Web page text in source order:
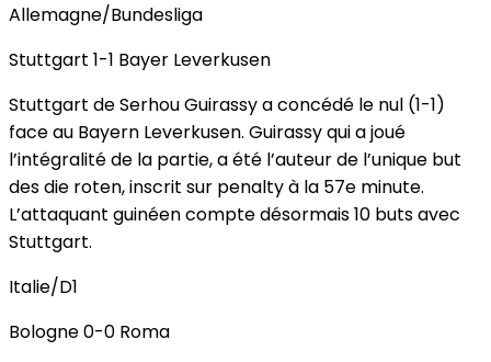
Allemagne/Bundesliga
Stuttgart 1-1 Bayer Leverkusen
Stuttgart de Serhou Guirassy a concédé le nul (1-1)
face au Bayern Leverkusen. Guirassy qui a joué
l’intégralité de la partie, a été l’auteur de l’unique but
des die roten, inscrit sur penalty à la 57e minute.
L’attaquant guinéen compte désormais 10 buts avec
Stuttgart.
Italie/D1
Bologne 0-0 Roma